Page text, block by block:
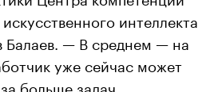
интеллекта
Балаев. — В среднем — на
уже сейчас может
больше задач.